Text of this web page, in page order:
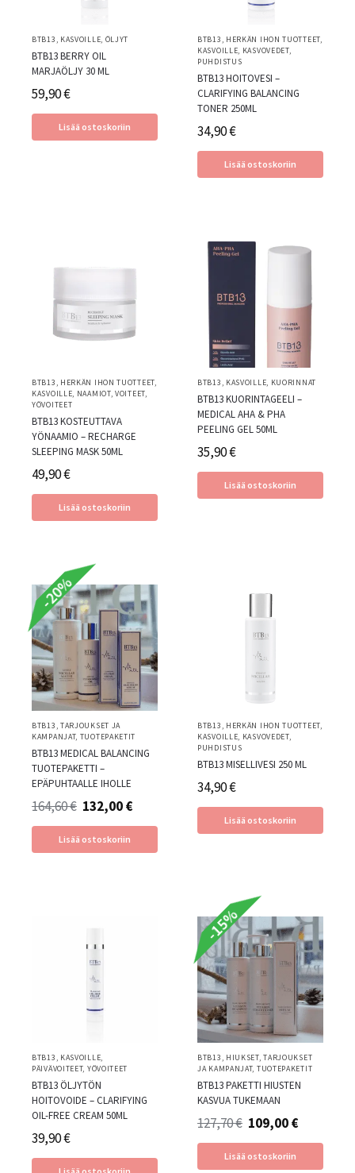
BTB13 , KASVOILLE, ÖLJYT
BTB13 BERRY OIL
MARJAÖLJY 30 ML
59,90€
Lisää ostoskoriin
BTB13 , HERKÄN IHON TUOTTEET,
KASVOILLE, KASVOVEDET,
PUHDISTUS
BTB13 HOITOVESI –
CLARIFYING BALANCING
TONER 250ML
34,90€
Lisää ostoskoriin
BTB13 , HERKÄN IHON TUOTTEET,
KASVOILLE, NAAMIOT,VOITEET,
YÖVOITEET
BTB13 KOSTEUTTAVA
YÖNAAMIO – RECHARGE
SLEEPING MASK 50ML
49,90€
Lisää ostoskoriin
BTB13 , KASVOILLE, KUORINNAT
BTB13 KUORINTAGEELI –
MEDICAL AHA & PHA
PEELING GEL 50ML
35,90€
Lisää ostoskoriin
-20%
BTB13 , TARJOUKSET JA
KAMPANJAT, TUOTEPAKETIT
BTB13 MEDICAL BALANCING
TUOTEPAKETTI –
EPÄPUHTAALLE IHOLLE
164,60€ 132,00€
Lisää ostoskoriin
BTB13 , HERKÄN IHON TUOTTEET,
KASVOILLE, KASVOVEDET,
PUHDISTUS
BTB13 MISELLIVESI 250 ML
34,90€
Lisää ostoskoriin
BTB13 , KASVOILLE,
PÄIVÄVOITEET, YÖVOITEET
BTB13 ÖLJYTÖN
HOITOVOIDE – CLARIFYING
OIL-FREE CREAM 50ML
39,90€
-15%
BTB13 , HIUKSET,TARJOUKSET
JA KAMPANJAT, TUOTEPAKETIT
BTB13 PAKETTI HIUSTEN
KASVUA TUKEMAAN
127,70€ 109,00€
Lisää ostoskoriin